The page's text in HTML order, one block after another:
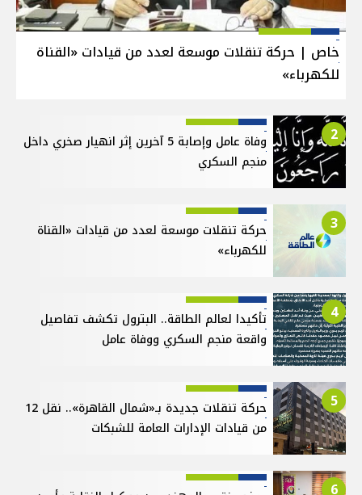
خاص | حركة تنقلات موسعة لعدد من قيادات «القناة
للكهرباء»
2
وفاة عامل وإصابة 5 آخرين إثر انهيار صخري داخل
منجم السكري
3
حركة تنقلات موسعة لعدد من قيادات «القناة
للكهرباء»
4
تأكيدا لعالم الطاقة.. البترول تكشف تفاصيل
واقعة منجم السكري ووفاة عامل
5
حركة تنقلات جديدة بـ«شمال القاهرة».. نقل 12
من قيادات الإدارات العامة للشبكات
6